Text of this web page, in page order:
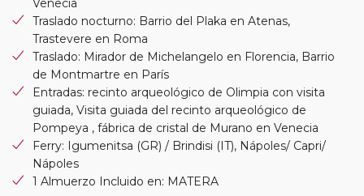
Venecia
Traslado nocturno: Barrio del Plaka en Atenas,
Trastevere en Roma
Traslado: Mirador de Michelangelo en Florencia, Barrio
de Montmartre en París
Entradas: recinto arqueológico de Olimpia con visita
guiada, Visita guiada del recinto arqueológico de
Pompeya , fábrica de cristal de Murano en Venecia
Ferry: Igumenitsa (GR) / Brindisi (IT), Nápoles/ Capri/
Nápoles
1 Almuerzo Incluido en: MATERA